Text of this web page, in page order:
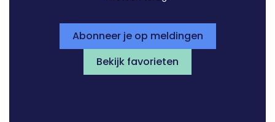
Abonneer je op meldingen
Bekijk favorieten